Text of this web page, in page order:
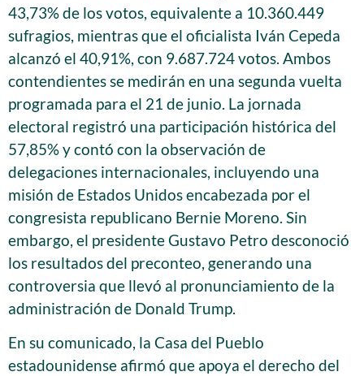
43,73% de los votos, equivalente a 10.360.449
sufragios, mientras que el oficialista Iván Cepeda
alcanzó el 40,91%, con 9.687.724 votos. Ambos
contendientes se medirán en una segunda vuelta
programada para el 21 de junio. La jornada
electoral registró una participación histórica del
57,85% y contó con la observación de
delegaciones internacionales, incluyendo una
misión de Estados Unidos encabezada por el
congresista republicano Bernie Moreno. Sin
embargo, el presidente Gustavo Petro desconoció
los resultados del preconteo, generando una
controversia que llevó al pronunciamiento de la
administración de Donald Trump.
En su comunicado, la Casa del Pueblo
estadounidense afirmó que apoya el derecho del